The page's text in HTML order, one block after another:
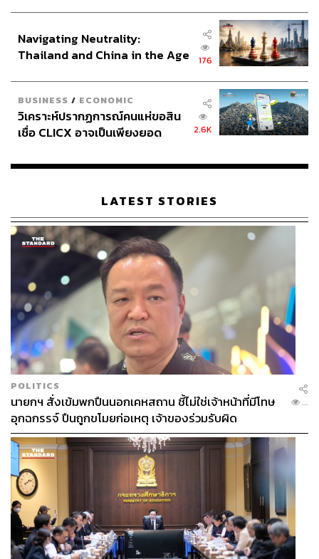
Navigating Neutrality:
Thailand and China in the Age
176
BUSINESS / ECONOMIC
วิเคราะห์ปรากฏการณ์คนแห่ขอสิน
เชื่อ CLICX อาจเป็นเพียงยอด
เรือนไทยที่ถูกซุกไว้
2.6K
LATEST STORIES
POLITICS
นายกฯ สั่งเข้มพกปืนนอกเคหสถาน ชี้ไม่ใช่เจ้าหน้าที่มีโทษ
อุกฉกรรจ์ ปืนถูกขโมยก่อเหตุ เจ้าของร่วมรับผิด
...